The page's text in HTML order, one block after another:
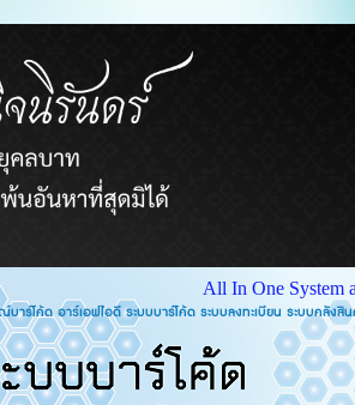
All In One System
น ระบบคลังสินค้า วัสดุสิ้นเปลื